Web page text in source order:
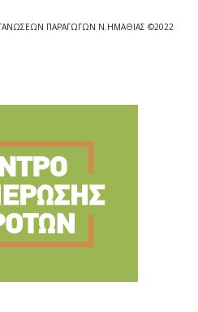
ΠΑΡΑΓΩΓΩΝ Ν.ΗΜΑΘΙΑΣ ©2022